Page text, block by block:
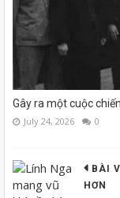
Gây ra một cuộc
July 24, 2026 0
BÀI
HƠN